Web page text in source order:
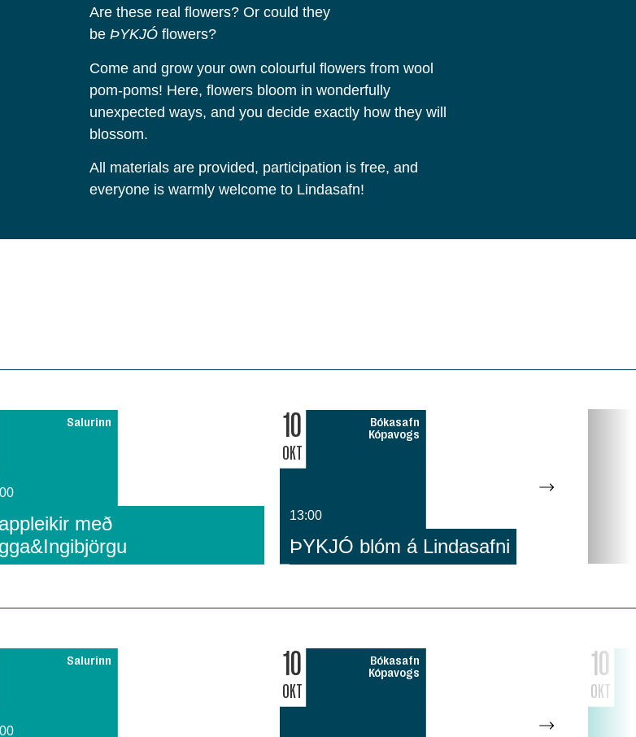
Are these real flowers? Or could they
be ÞYKJÓ flowers?
Come and grow your own colourful flowers from wool
pom-poms! Here, flowers bloom in wonderfully
unexpected ways, and you decide exactly how they will
blossom.
All materials are provided, participation is free, and
everyone is warmly welcome to Lindasafn!
Salurinn
með
10
OKT
Bókasafn
Kópavogs
13:00
ÞYKJÓ blóm á Lindasafni
Salurinn 10
OKT
Bókasafn
Kópavogs
10
OKT